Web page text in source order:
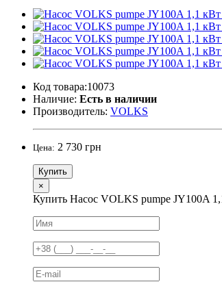
Код товара:10073
Наличие: Есть в наличии
Производитель: VOLKS
Цена: 2 730 грн
Купить
×
Купить Насос VOLKS pumpe JY100A